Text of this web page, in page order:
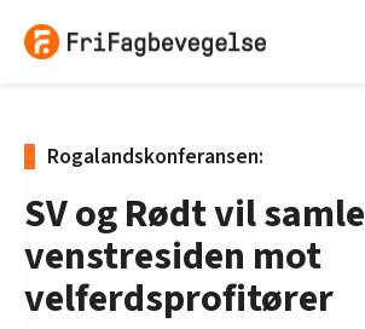
Rogalandskonferansen:
SV og Rødt vil samle
venstresiden mot
velferdsprofitører